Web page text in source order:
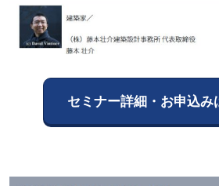
セミナー詳細・お申込み